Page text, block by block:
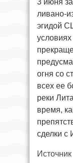
ливано-
эгидой
огня со
всех ее
реки
время,
сделки с
Источник